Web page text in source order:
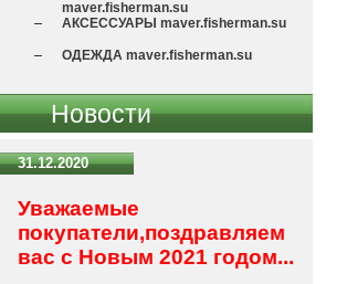
АКСЕССУАРЫ maver.fisherman.su
ОДЕЖДА maver.fisherman.su
Новости
31.12.2020
Уважаемые
покупатели,поздравляем
вас с Новым 2021 годом...